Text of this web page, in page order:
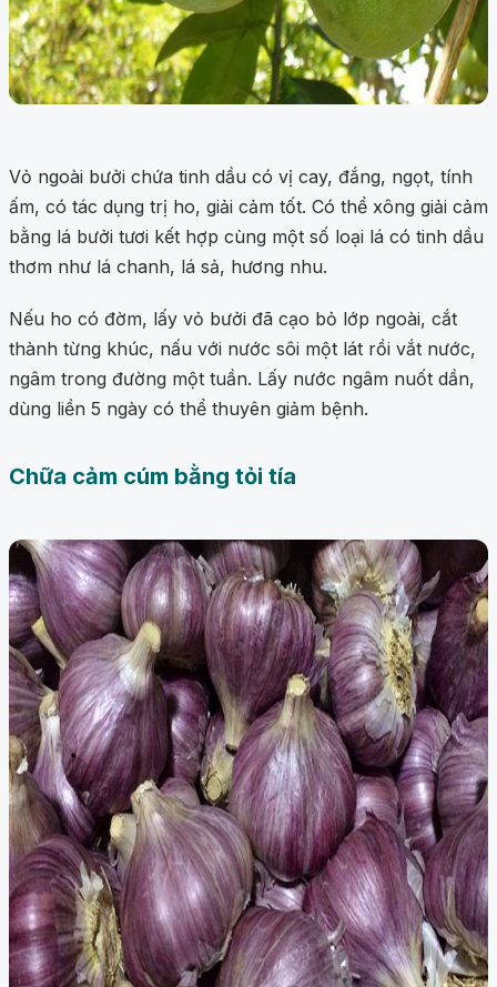
Vỏ ngoài bưởi chứa tinh dầu có vị cay, đắng, ngọt, tính
ấm, có tác dụng trị ho, giải cảm tốt. Có thể xông giải cảm
bằng lá bưởi tươi kết hợp cùng một số loại lá có tinh dầu
thơm như lá chanh, lá sả, hương nhu.
Nếu ho có đờm, lấy vỏ bưởi đã cạo bỏ lớp ngoài, cắt
thành từng khúc, nấu với nước sôi một lát rồi vắt nước,
ngâm trong đường một tuần. Lấy nước ngâm nuốt dần,
dùng liền 5 ngày có thể thuyên giảm bệnh.
Chữa cảm cúm bằng tỏi tía